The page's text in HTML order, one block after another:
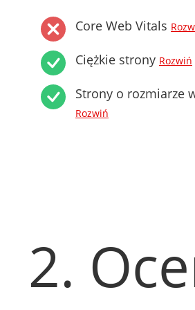
Core Web Vitals
Ciężkie strony Rozwiń
Strony o rozmiarze
Rozwiń
2.